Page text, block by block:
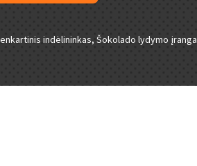
indėlininkas, Šokolado lydymo įranga